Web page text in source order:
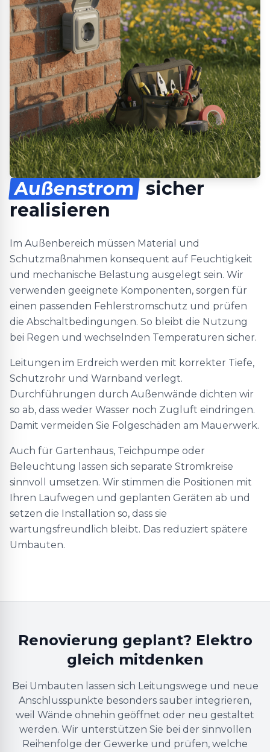
Außenstrom sicher
realisieren
Im Außenbereich müssen Material und
Schutzmaßnahmen konsequent auf Feuchtigkeit
und mechanische Belastung ausgelegt sein. Wir
verwenden geeignete Komponenten, sorgen für
einen passenden Fehlerstromschutz und prüfen
die Abschaltbedingungen. So bleibt die Nutzung
bei Regen und wechselnden Temperaturen sicher.
Leitungen im Erdreich werden mit korrekter Tiefe,
Schutzrohr und Warnband verlegt.
Durchführungen durch Außenwände dichten wir
so ab, dass weder Wasser noch Zugluft eindringen.
Damit vermeiden Sie Folgeschäden am Mauerwerk.
Auch für Gartenhaus, Teichpumpe oder
Beleuchtung lassen sich separate Stromkreise
sinnvoll umsetzen. Wir stimmen die Positionen mit
Ihren Laufwegen und geplanten Geräten ab und
setzen die Installation so, dass sie
wartungsfreundlich bleibt. Das reduziert spätere
Umbauten.
Renovierung geplant? Elektro
gleich mitdenken
Bei Umbauten lassen sich Leitungswege und neue
Anschlusspunkte besonders sauber integrieren,
weil Wände ohnehin geöffnet oder neu gestaltet
werden. Wir unterstützen Sie bei der sinnvollen
Reihenfolge der Gewerke und prüfen, welche